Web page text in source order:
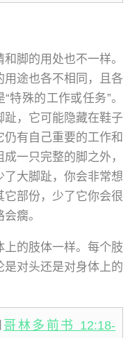
脚的用处也不一样。
用途也各不相同，且各
特殊的工作或任务”。
趾，它可能隐藏在鞋子
有自己重要的工作和
一只完整的脚之外，
大脚趾，你会非常想
部份，少了它你会很
瘸。
的肢体一样。每个肢
对头还是对身体上的
哥林多前书 12:18-